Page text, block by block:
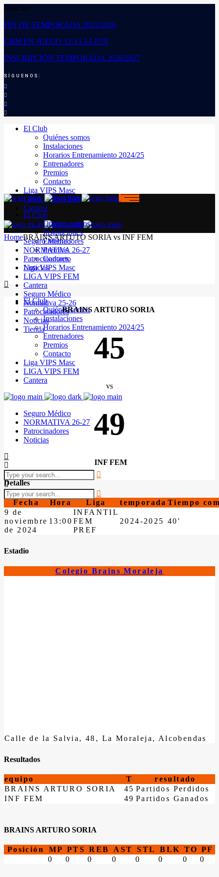
Noticias:
FIN DE TEMPORADA 2025/2026
CBM EN JUEGO 12-13-14 JUN
INSCRIPCIÓN TEMPORADA 2026/2027
SÍGUENOS:
El Club
Quiénes somos
Instalaciones
Horarios Entrenamiento 2024/25
Entrenadores
Premios
Contacto
Liga VIPS Masc
LIGA VIPS FEM
Cantera
Seguro Médico
NORMATIVA 26-27
Patrocinadores
Noticias
El Club
Quiénes somos
Instalaciones
Horarios Entrenamiento 2024/25
Entrenadores
Premios
Contacto
Liga VIPS Masc
LIGA VIPS FEM
Cantera
Seguro Médico
NORMATIVA 26-27
Patrocinadores
Noticias
El Club
Quiénes somos
Instalaciones
Entrenadores
Premios
Contacto
Liga VIPS Masc
LIGA VIPS FEM
Cantera
Seguro Médico
Normativa 25-26
Patrocinadores
Noticias
Tienda
HomeBRAINS ARTUTO SORIA vs INF FEM
BRAINS ARTURO SORIA
45
vs
49
INF FEM
Detalles
Fecha Hora Liga temporada Tiempo
9 de
noviembre
de 2024
13:00
INFANTIL
FEM
PREF
2024-2025 40'
Estadio
Colegio Brains Moraleja
Calle de la Salvia, 48, La Moraleja, Alcobendas
Resultados
equipo T
resultado
BRAINS ARTURO SORIA
45 Partidos Perdidos
INF FEM
49 Partidos Ganados
BRAINS ARTURO SORIA
Posición MP PTS REB AST STL BLK TO PF
0
0 0 0 0 0 0 0